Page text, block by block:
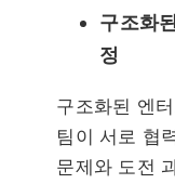
구조화
정
구조화된 엔
팀이 서로 협
문제와 도전